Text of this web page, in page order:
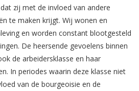
zij met de invloed van andere
te maken krijgt. Wij wonen en
en worden constant blootgesteld
De heersende gevoelens binnen
de arbeidersklasse en haar
In periodes waarin deze klasse niet
van de bourgeoisie en de